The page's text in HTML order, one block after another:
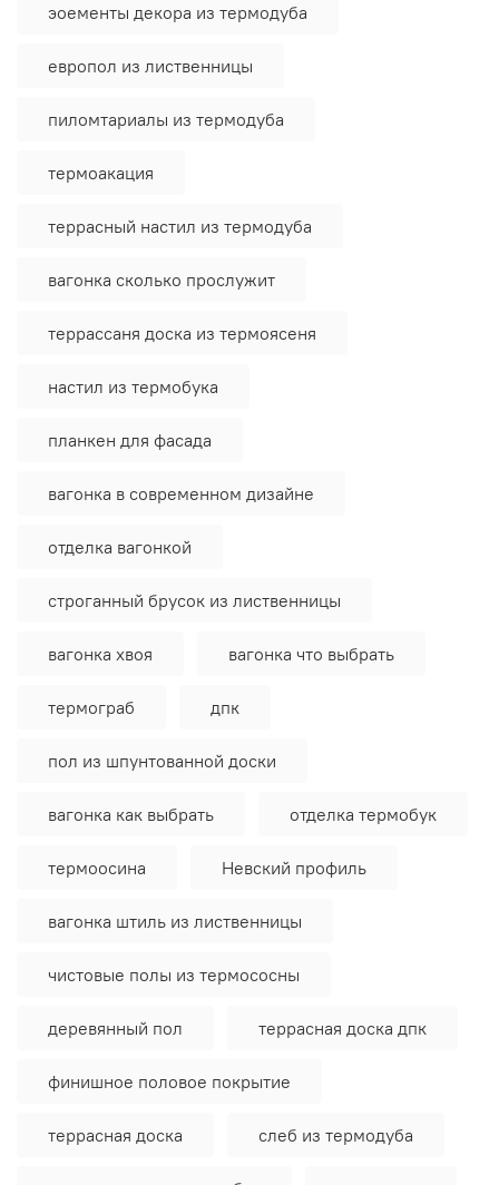
эоементы декора из термодуба
европол из лиственницы
пиломтариалы из термодуба
термоакация
террасный настил из термодуба
вагонка сколько прослужит
террассаня доска из термоясеня
настил из термобука
планкен для фасада
вагонка в современном дизайне
отделка вагонкой
строганный брусок из лиственницы
вагонка хвоя вагонка что выбрать
термограб дпк
пол из шпунтованной доски
вагонка как выбрать отделка термобук
термоосина Невский профиль
вагонка штиль из лиственницы
чистовые полы из термососны
деревянный пол террасная доска дпк
финишное половое покрытие
террасная доска слеб из термодуба